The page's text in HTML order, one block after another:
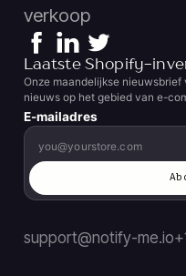
verkoop
Laatste Shopify-
Onze maandelijkse
nieuws op het gebied van e-
E-mailadres
support@notify-me.io